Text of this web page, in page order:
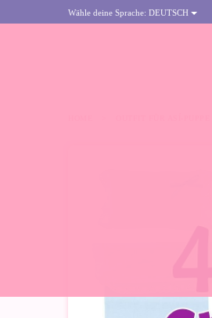
Wähle deine Sprache: DEUTSCH